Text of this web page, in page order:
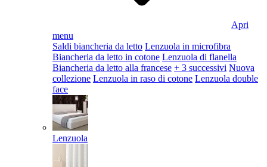
Apri
menu
Saldi biancheria da letto Lenzuola in microfibra
Biancheria da letto in cotone Lenzuola di flanella
Biancheria da letto alla francese + 3 successivi Nuova
collezione Lenzuola in raso di cotone Lenzuola double
face
Lenzuola